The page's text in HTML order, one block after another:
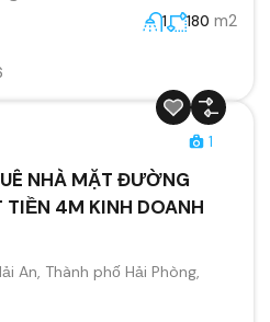
1 180 m2
1
NHÀ MẶT ĐƯỜNG
4M KINH DOANH
An, Thành phố Hải Phòng,